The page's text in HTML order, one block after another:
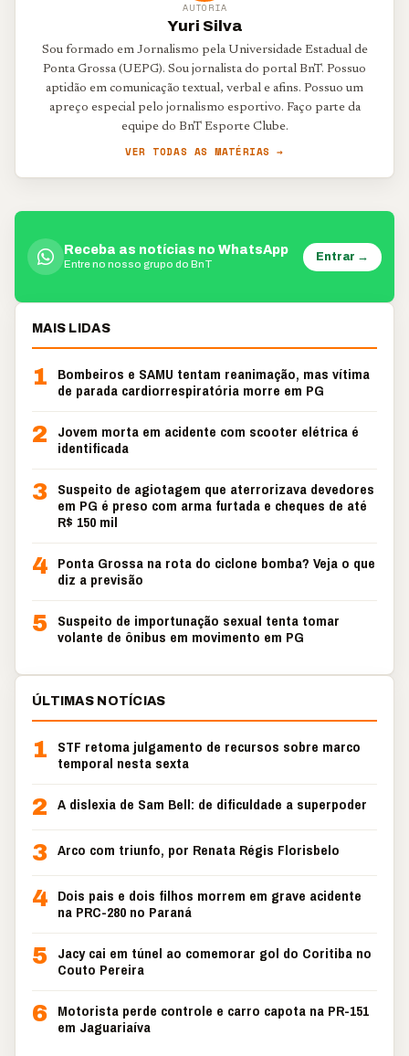
AUTORIA
Yuri Silva
Sou formado em Jornalismo pela Universidade Estadual de
Ponta Grossa (UEPG). Sou jornalista do portal BnT. Possuo
aptidão em comunicação textual, verbal e afins. Possuo um
apreço especial pelo jornalismo esportivo. Faço parte da
equipe do BnT Esporte Clube.
VER TODAS AS MATÉRIAS →
Receba as notícias no WhatsApp
Entre no nosso grupo do BnT
Entrar →
MAIS LIDAS
1
Bombeiros e SAMU tentam reanimação, mas vítima
de parada cardiorrespiratória morre em PG
2
Jovem morta em acidente com scooter elétrica é
identificada
3 Suspeito de agiotagem que aterrorizava devedores
em PG é preso com arma furtada e cheques de até
R$ 150 mil
4 Ponta Grossa na rota do ciclone bomba? Veja o que
diz a previsão
5 Suspeito de importunação sexual tenta tomar
volante de ônibus em movimento em PG
ÚLTIMAS NOTÍCIAS
1
STF retoma julgamento de recursos sobre marco
temporal nesta sexta
2 A dislexia de Sam Bell: de dificuldade a superpoder
3 Arco com triunfo, por Renata Régis Florisbelo
4 Dois pais e dois filhos morrem em grave acidente
na PRC-280 no Paraná
5 Jacy cai em túnel ao comemorar gol do Coritiba no
Couto Pereira
6 Motorista perde controle e carro capota na PR-151
em Jaguariaíva